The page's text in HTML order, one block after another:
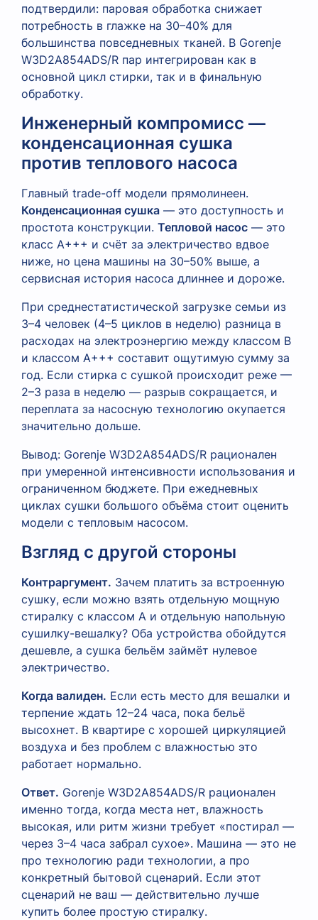
подтвердили: паровая обработка снижает
потребность в глажке на 30–40% для
большинства повседневных тканей. В Gorenje
W3D2A854ADS/R пар интегрирован как в
основной цикл стирки, так и в финальную
обработку.
Инженерный компромисс —
конденсационная сушка
против теплового насоса
Главный trade-off модели прямолинеен.
Конденсационная сушка — это доступность и
простота конструкции. Тепловой насос — это
класс A+++ и счёт за электричество вдвое
ниже, но цена машины на 30–50% выше, а
сервисная история насоса длиннее и дороже.
При среднестатистической загрузке семьи из
3–4 человек (4–5 циклов в неделю) разница в
расходах на электроэнергию между классом B
и классом A+++ составит ощутимую сумму за
год. Если стирка с сушкой происходит реже —
2–3 раза в неделю — разрыв сокращается, и
переплата за насосную технологию окупается
значительно дольше.
Вывод: Gorenje W3D2A854ADS/R рационален
при умеренной интенсивности использования и
ограниченном бюджете. При ежедневных
циклах сушки большого объёма стоит оценить
модели с тепловым насосом.
Взгляд с другой стороны
Контраргумент. Зачем платить за встроенную
сушку, если можно взять отдельную мощную
стиралку с классом A и отдельную напольную
сушилку-вешалку? Оба устройства обойдутся
дешевле, а сушка бельём займёт нулевое
электричество.
Когда валиден. Если есть место для вешалки и
терпение ждать 12–24 часа, пока бельё
высохнет. В квартире с хорошей циркуляцией
воздуха и без проблем с влажностью это
работает нормально.
Ответ. Gorenje W3D2A854ADS/R рационален
именно тогда, когда места нет, влажность
высокая, или ритм жизни требует «постирал —
через 3–4 часа забрал сухое». Машина — это не
про технологию ради технологии, а про
конкретный бытовой сценарий. Если этот
сценарий не ваш — действительно лучше
купить более простую стиралку.